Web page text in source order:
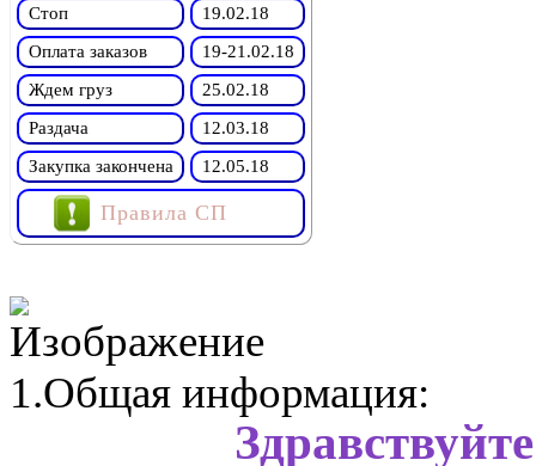
Стоп
19.02.18
Оплата заказов
19-21.02.18
Ждем груз
25.02.18
Раздача
12.03.18
Закупка закончена
12.05.18
Правила СП
1.Общая информация: